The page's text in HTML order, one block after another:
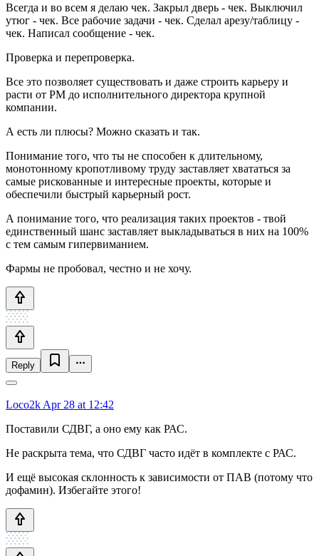
Всегда и во всем я делаю чек. Закрыл дверь - чек. Выключил
утюг - чек. Все рабочие задачи - чек. Сделал арезу/таблицу -
чек. Написал сообщение - чек.
Проверка и перепроверка.
Все это позволяет существовать и даже строить карьеру и
расти от PM до исполнительного директора крупной
компании.
А есть ли плюсы? Можно сказать и так.
Понимание того, что ты не способен к длительному,
монотонному кропотливому труду заставляет хвататься за
самые рискованные и интересные проекты, которые и
обеспечили быстрый карьерный рост.
А понимание того, что реализация таких проектов - твой
единственный шанс заставляет выкладываться в них на 100%
с тем самым гипервиманием.
Фармы не пробовал, честно и не хочу.
Reply
Loco2k Apr 28 at 12:42
Поставили СДВГ, а оно ему как РАС.
Не раскрыта тема, что СДВГ часто идёт в комплекте с РАС.
И ещё высокая склонность к зависимости от ПАВ (потому что
дофамин). Избегайте этого!